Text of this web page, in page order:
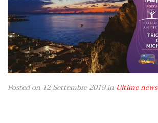
Posted on 12 Settembre 2019in Ultime news